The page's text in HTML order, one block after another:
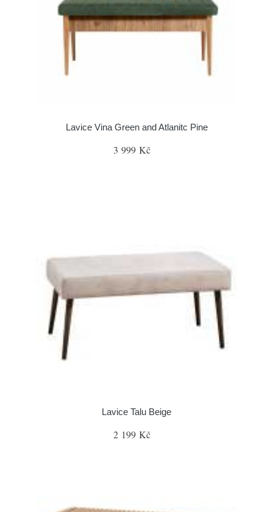
Lavice Vina Green and Atlanitc Pine
3 999 Kč
Lavice Talu Beige
2 199 Kč